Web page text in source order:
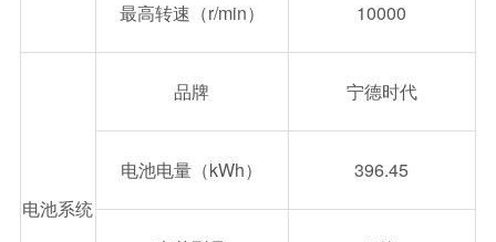
最高转速（r/min） 10000
电池系统
品牌 宁德时代
电池电量（kWh） 396.45